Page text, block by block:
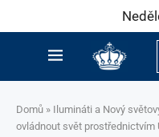
Domů » Ilumináti a Nový
ovládnout svět prostřednictvím